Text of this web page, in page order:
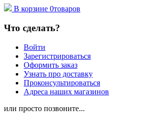
В корзине 0товаров
Что сделать?
Войти
Зарегистрироваться
Оформить заказ
Узнать про доставку
Проконсультироваться
Адреса наших магазинов
или просто позвоните...